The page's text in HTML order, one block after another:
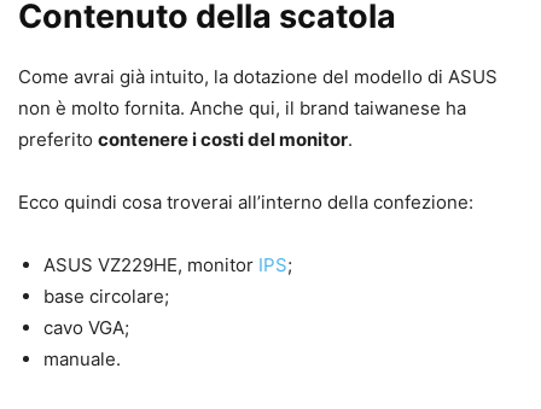
Contenuto della scatola
Come avrai già intuito, la dotazione del modello di ASUS
non è molto fornita. Anche qui, il brand taiwanese ha
preferito contenere i costi del monitor.
Ecco quindi cosa troverai all’interno della confezione:
ASUS VZ229HE, monitor IPS;
base circolare;
cavo VGA;
manuale.